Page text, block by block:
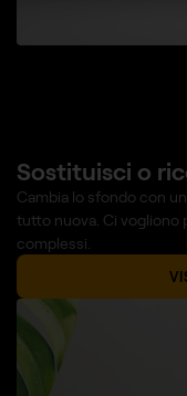
Sostituisci o
Cambia lo sfondo con
tutto nuova. Ci vogliono
complessi.